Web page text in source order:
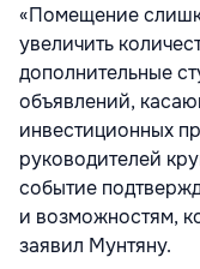
«Помещение
увеличить
дополнительные
объявлений,
инвестиционных
руководителей
событие
и возможностям,
заявил Мунтяну.